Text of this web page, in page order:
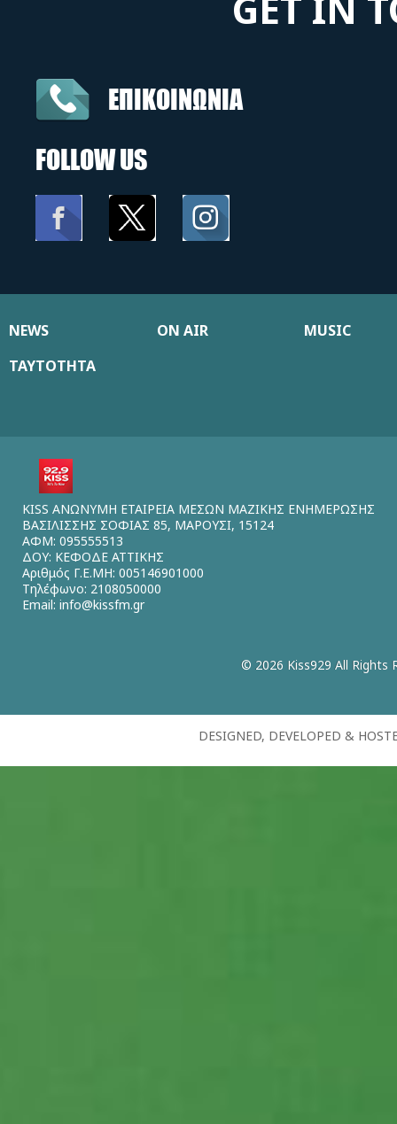
ΕΠΙΚΟΙΝΩΝΙΑ
FOLLOW US
NEWS ON AIR
MUSIC
ΤΑΥΤΟΤΗΤΑ
KISS ΑΝΩΝΥΜΗ ΕΤΑΙΡΕΙΑ ΜΕΣΩΝ ΜΑΖΙΚΗΣ ΕΝΗΜΕΡΩΣΗΣ
ΒΑΣΙΛΙΣΣΗΣ ΣΟΦΙΑΣ 85, ΜΑΡΟΥΣΙ, 15124
ΑΦΜ: 095555513
ΔΟΥ: ΚΕΦΟΔΕ ΑΤΤΙΚΗΣ
Αριθμός Γ.Ε.ΜΗ: 005146901000
Τηλέφωνο: 2108050000
Email: info@kissfm.gr
© 2026 Kiss929 All Rights
DESIGNED, DEVELOPED &